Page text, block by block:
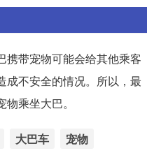
携带宠物可能会给其他乘客
成不安全的情况。所以，最
乘坐大巴。
大巴车 宠物